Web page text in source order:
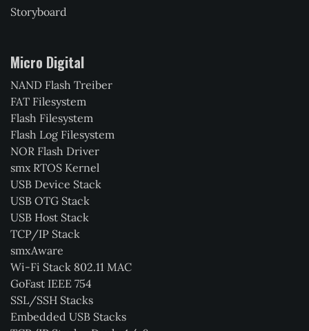
Storyboard
Micro Digital
NAND Flash Treiber
FAT Filesystem
Flash Filesystem
Flash Log Filesystem
NOR Flash Driver
smx RTOS Kernel
USB Device Stack
USB OTG Stack
USB Host Stack
TCP/IP Stack
smxAware
Wi-Fi Stack 802.11 MAC
GoFast IEEE 754
SSL/SSH Stacks
Embedded USB Stacks